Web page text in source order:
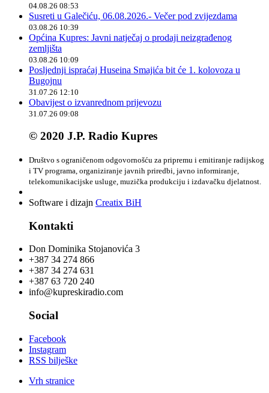
04.08.26 08:53
Susreti u Galečiću, 06.08.2026.- Večer pod zvijezdama
03.08.26 10:39
Općina Kupres: Javni natječaj o prodaji neizgrađenog
zemljišta
03.08.26 10:09
Posljednji ispraćaj Huseina Smajića bit će 1. kolovoza u
Bugojnu
31.07.26 12:10
Obavijest o izvanrednom prijevozu
31.07.26 09:08
© 2020 J.P. Radio Kupres
Društvo s ograničenom odgovornošću za pripremu i emitiranje radijskog
i TV programa, organiziranje javnih priredbi, javno informiranje,
telekomunikacijske usluge, muzička produkciju i izdavačku djelatnost.
Software i dizajn Creatix BiH
Kontakti
Don Dominika Stojanovića 3
+387 34 274 866
+387 34 274 631
+387 63 720 240
info@kupreskiradio.com
Social
Facebook
Instagram
RSS bilješke
Vrh stranice